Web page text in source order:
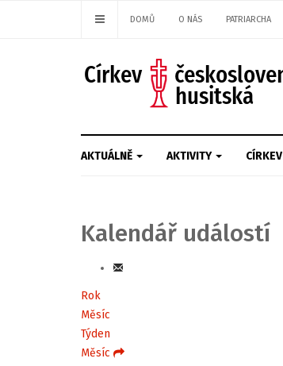
DOMŮ O NÁS PATRIARCHA
AKTUÁLNĚ AKTIVITY CÍRKEV
Kalendář událostí
Rok
Měsíc
Týden
Měsíc